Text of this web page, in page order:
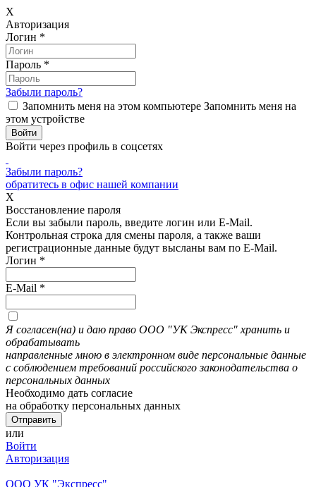
X
Авторизация
Логин *
Пароль *
Забыли пароль?
Запомнить меня на этом компьютере Запомнить меня на
этом устройстве
Войти через профиль в соцсетях
Забыли пароль?
обратитесь в офис нашей компании
X
Восстановление пароля
Если вы забыли пароль, введите логин или E-Mail.
Контрольная строка для смены пароля, а также ваши
регистрационные данные будут высланы вам по E-Mail.
Логин *
E-Mail *
Я согласен(на) и даю право ООО "УК Экспресс" хранить и
обрабатывать
направленные мною в электронном виде персональные данные
с соблюдением требований российского законодательства о
персональных данных
Необходимо дать согласие
на обработку персональных данных
или
Войти
Авторизация
ООО УК "Экспресс"